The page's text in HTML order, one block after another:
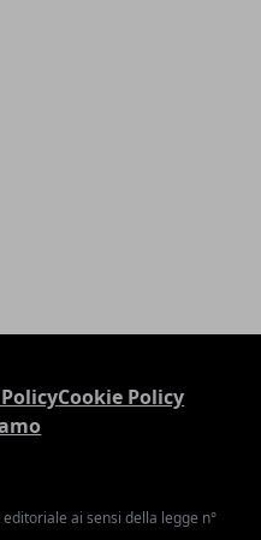
Cookie Policy
ai sensi della legge n°